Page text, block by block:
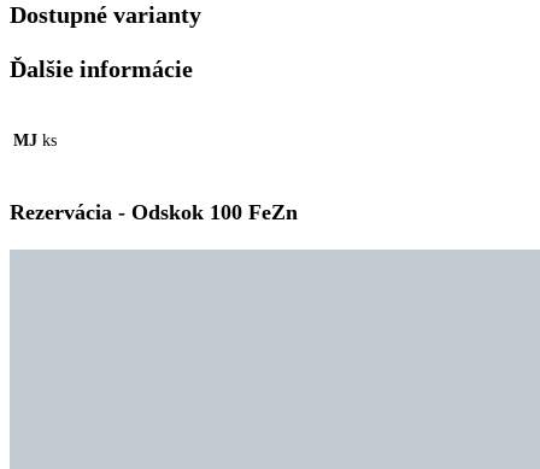
Dostupné varianty
Ďalšie informácie
MJ ks
Rezervácia - Odskok 100 FeZn